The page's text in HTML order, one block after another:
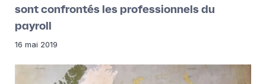
sont confrontés les professionnels du
payroll
16 mai 2019